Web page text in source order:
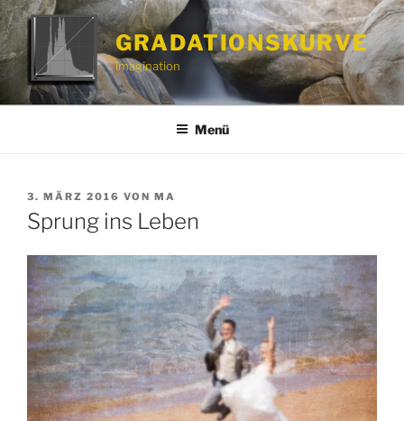
Zum
Inhalt
springen
GRADATIONSKURVE
imagination
Menü
VERÖFFENTLICHT
AM
3. MÄRZ 2016 VON MA
Sprung ins Leben